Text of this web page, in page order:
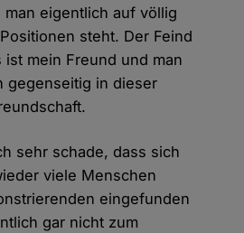
man eigentlich auf völlig
steht. Der Feind
ist mein Freund und man
gegenseitig in dieser
sehr schade, dass sich
viele Menschen
eingefunden
gar nicht zum